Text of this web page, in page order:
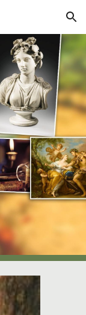
Skip to navigation